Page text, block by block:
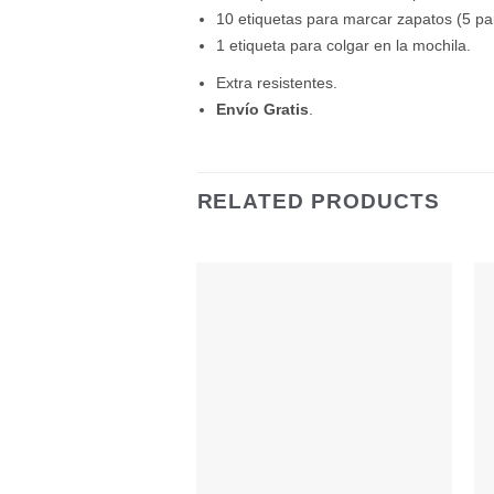
10 etiquetas para marcar zapatos (5
1 etiqueta para colgar en la mochila.
Extra resistentes.
Envío Gratis.
RELATED PRODUCTS